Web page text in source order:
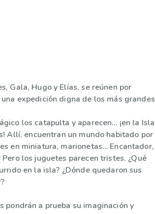
Gala, Hugo y Elías, se reúnen por
expedición digna de los más grandes
los catapulta y aparecen… ¡en la Isla
Allí, encuentran un mundo habitado por
en miniatura, marionetas… Encantador,
Pero los juguetes parecen tristes. ¿Qué
en la isla? ¿Dónde quedaron sus
pondrán a prueba su imaginación y